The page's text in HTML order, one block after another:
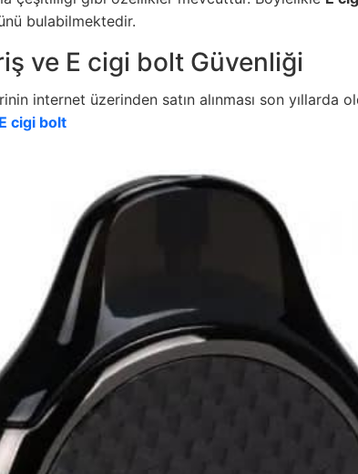
bulabilmektedir.
ve E cigi bolt Güvenliği
internet üzerinden satın alınması son yıllarda
E cigi bolt